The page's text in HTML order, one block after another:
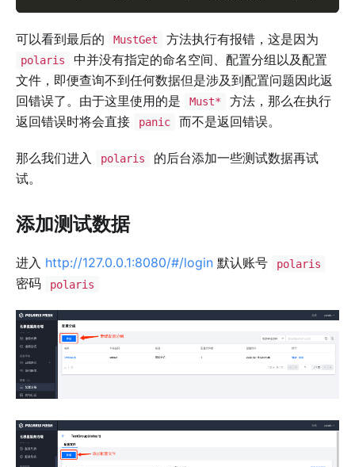
可以看到最后的 MustGet 方法执行有报错，这是因为
polaris
中并没有指定的命名空间、配置分组以及配置
文件，即便查询不到任何数据但是涉及到配置问题因此返
回错误了。由于这里使用的是
Must*
方法，那么在执行
返回错误时将会直接
panic 而不是返回错误。
那么我们进入 polaris
的后台添加一些测试数据再试
试。
添加测试数据
进入 http://127.0.0.1:8080/#/login 默认账号 polaris
密码 polaris